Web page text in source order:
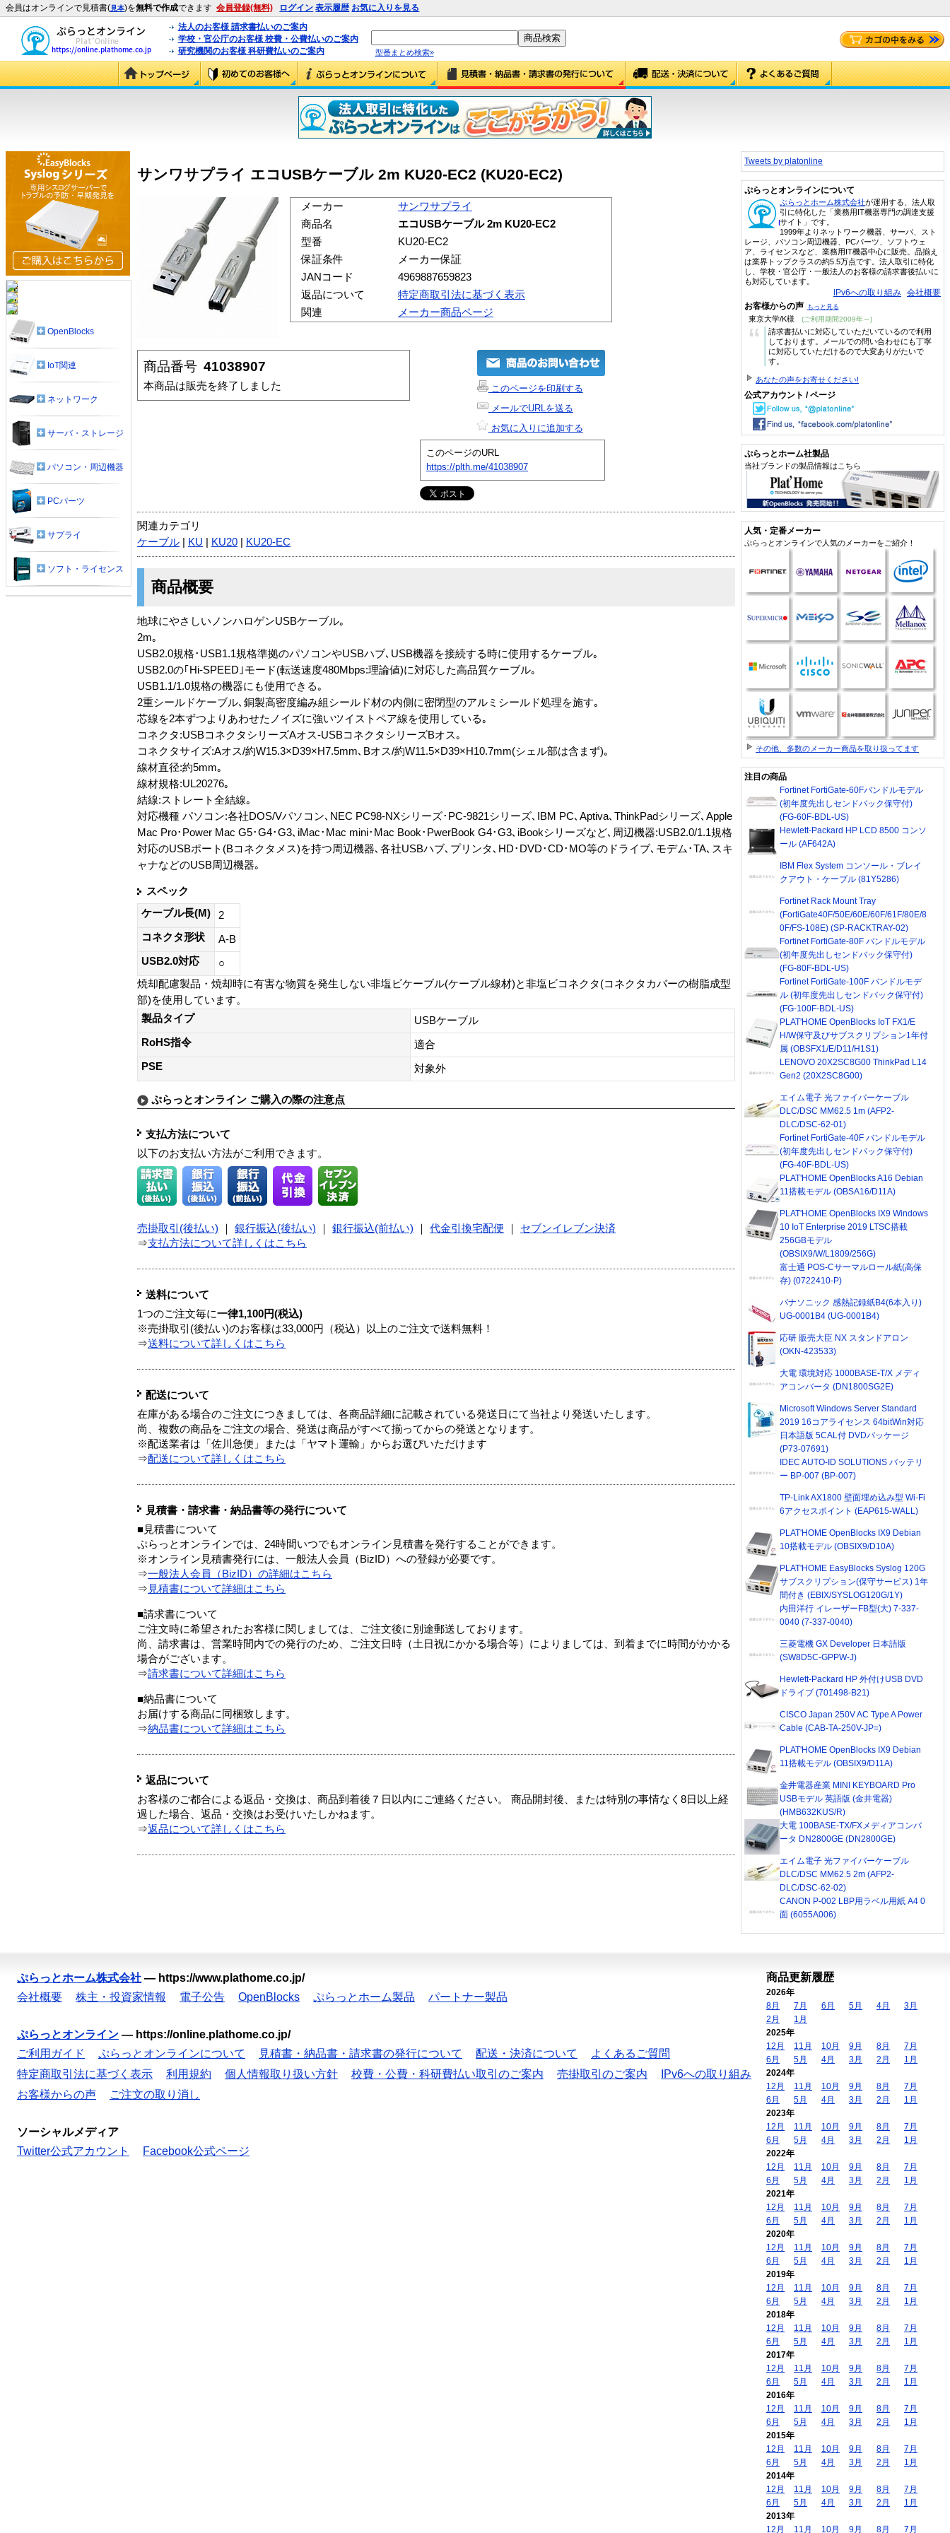
会員はオンラインで見積書(見本)を無料で作成できます 会員登録(無料) ログイン 表示履歴 お気に入りを見る
法人のお客様 請求書払いのご案内
学校・官公庁のお客様 校費・公費払いのご案内
研究機関のお客様 科研費払いのご案内
型番まとめ検索»
サンワサプライ エコUSBケーブル 2m KU20-EC2 (KU20-EC2)
メーカー
サンワサプライ
商品名
エコUSBケーブル 2m KU20-EC2
型番
KU20-EC2
保証条件
メーカー保証
JANコード
4969887659823
返品について
特定商取引法に基づく表示
関連
メーカー商品ページ
商品番号 41038907
本商品は販売を終了しました
このページを印刷する
メールでURLを送る
お気に入りに追加する
このページのURL
https://plth.me/41038907
関連カテゴリ
ケーブル
KU KU20 KU20-EC
商品概要
地球にやさしいノンハロゲンUSBケーブル｡
2m｡
USB2.0規格･USB1.1規格準拠のパソコンやUSBハブ､USB機器を接続する時に使用するケーブル｡
USB2.0の｢Hi-SPEED｣モード(転送速度480Mbps:理論値)に対応した高品質ケーブル｡
USB1.1/1.0規格の機器にも使用できる｡
2重シールドケーブル､銅製高密度編み組シールド材の内側に密閉型のアルミシールド処理を施す｡
芯線を2本ずつよりあわせたノイズに強いツイストペア線を使用している｡
コネクタ:USBコネクタシリーズAオス-USBコネクタシリーズBオス｡
コネクタサイズ:Aオス/約W15.3×D39×H7.5mm､Bオス/約W11.5×D39×H10.7mm(シェル部は含まず)｡
線材直径:約5mm｡
線材規格:UL20276｡
結線:ストレート全結線｡
対応機種 パソコン:各社DOS/Vパソコン､NEC PC98-NXシリーズ･PC-9821シリーズ､IBM PC､Aptiva､ThinkPadシリーズ､Apple
Mac Pro･Power Mac G5･G4･G3､iMac･Mac mini･Mac Book･PwerBook G4･G3､iBookシリーズなど､周辺機器:USB2.0/1.1規格
対応のUSBポート(Bコネクタメス)を持つ周辺機器､各社USBハブ､プリンタ､HD･DVD･CD･MO等のドライブ､モデム･TA､スキ
ャナなどのUSB周辺機器｡
スペック
ケーブル長(M)
2
コネクタ形状
A-B
USB2.0対応
○
焼却配慮製品・焼却時に有害な物質を発生しない非塩ビケーブル(ケーブル線材)と非塩ビコネクタ(コネクタカバーの樹脂成型
部)を使用しています。
製品タイプ
USBケーブル
RoHS指令
適合
PSE
対象外
ぷらっとオンライン ご購入の際の注意点
支払方法について
以下のお支払い方法がご利用できます。
売掛取引(後払い) 銀行振込(後払い) 銀行振込(前払い) 代金引換宅配便
セブンイレブン決済
⇒支払方法について詳しくはこちら
送料について
1つのご注文毎に一律1,100円(税込)
※売掛取引(後払い)のお客様は33,000円（税込）以上のご注文で送料無料！
⇒送料について詳しくはこちら
配送について
在庫がある場合のご注文につきましては、各商品詳細に記載されている発送日にて当社より発送いたします。
尚、複数の商品をご注文の場合、発送は商品がすべて揃ってからの発送となります。
※配送業者は「佐川急便」または「ヤマト運輸」からお選びいただけます
⇒配送について詳しくはこちら
見積書・請求書・納品書等の発行について
■見積書について
ぷらっとオンラインでは、24時間いつでもオンライン見積書を発行することができます。
※オンライン見積書発行には、一般法人会員（BizID）への登録が必要です。
⇒一般法人会員（BizID）の詳細はこちら
⇒ 見積書について詳細はこちら
■請求書について
ご注文時に希望されたお客様に関しましては、ご注文後に別途郵送しております。
尚、請求書は、営業時間内での発行のため、ご注文日時（土日祝にかかる場合等）によりましては、到着までに時間がかかる
場合がございます。
⇒請求書について詳細はこちら
■納品書について
お届けする商品に同梱致します。
⇒納品書について詳細はこちら
返品について
お客様のご都合による返品・交換は、商品到着後７日以内にご連絡ください。 商品開封後、または特別の事情なく8日以上経
過した場合、返品・交換はお受けいたしかねます。
⇒返品について詳しくはこちら
OpenBlocks
IoT関連
ネットワーク
サーバ・ストレージ
パソコン・周辺機器
PCパーツ
サプライ
ソフト・ライセンス
Tweets by platonline
ぷらっとオンラインについて
ぷらっとホーム株式会社が運用する、法人取
引に特化した「業務用IT機器専門の調達支援
サイト」です。
1999年よりネットワーク機器、サーバ、スト
レージ、パソコン周辺機器、PCパーツ、ソフトウェ
ア、ライセンスなど、業務用IT機器中心に販売。品揃え
は業界トップクラスの約5.5万点です。法人取引に特化
し、学校・官公庁・一般法人のお客様の請求書後払いに
も対応しています。
IPv6への取り組み 会社概要
お客様からの声 もっと見る
東京大学/K様 (ご利用期間2009年～)
“
請求書払いに対応していただいているので利用
しております。メールでの問い合わせにも丁寧
に対応していただけるので大変ありがたいで
す。
あなたの声をお寄せください!
公式アカウント / ページ
ぷらっとホーム社製品
当社ブランドの製品情報はこちら
人気・定番メーカー
ぷらっとオンラインで人気のメーカーをご紹介！
その他、多数のメーカー商品を取り扱ってます
注目の商品
Fortinet FortiGate-60Fバンドルモデル
(初年度先出しセンドバック保守付)
(FG-60F-BDL-US)
Hewlett-Packard HP LCD 8500 コンソ
ール (AF642A)
IBM Flex System コンソール・ブレイ
クアウト・ケーブル (81Y5286)
Fortinet Rack Mount Tray
(FortiGate40F/50E/60E/60F/61F/80E/8
0F/FS-108E) (SP-RACKTRAY-02)
Fortinet FortiGate-80F バンドルモデル
(初年度先出しセンドバック保守付)
(FG-80F-BDL-US)
Fortinet FortiGate-100F バンドルモデ
ル (初年度先出しセンドバック保守付)
(FG-100F-BDL-US)
PLAT'HOME OpenBlocks IoT FX1/E
H/W保守及びサブスクリプション1年付
属 (OBSFX1/E/D11/H1S1)
LENOVO 20X2SC8G00 ThinkPad L14
Gen2 (20X2SC8G00)
エイム電子 光ファイバーケーブル
DLC/DSC MM62.5 1m (AFP2-
DLC/DSC-62-01)
Fortinet FortiGate-40F バンドルモデル
(初年度先出しセンドバック保守付)
(FG-40F-BDL-US)
PLAT'HOME OpenBlocks A16 Debian
11搭載モデル (OBSA16/D11A)
PLAT'HOME OpenBlocks IX9 Windows
10 IoT Enterprise 2019 LTSC搭載
256GBモデル
(OBSIX9/W/L1809/256G)
富士通 POS-Cサーマルロール紙(高保
存) (0722410-P)
パナソニック 感熱記録紙B4(6本入り)
UG-0001B4 (UG-0001B4)
応研 販売大臣 NX スタンドアロン
(OKN-423533)
大電 環境対応 1000BASE-T/X メディ
アコンバータ (DN1800SG2E)
Microsoft Windows Server Standard
2019 16コアライセンス 64bitWin対応
日本語版 5CAL付 DVDパッケージ
(P73-07691)
IDEC AUTO-ID SOLUTIONS バッテリ
ー BP-007 (BP-007)
TP-Link AX1800 壁面埋め込み型 Wi-Fi
6アクセスポイント (EAP615-WALL)
PLAT'HOME OpenBlocks IX9 Debian
10搭載モデル (OBSIX9/D10A)
PLAT'HOME EasyBlocks Syslog 120G
サブスクリプション(保守サービス) 1年
間付き (EBIX/SYSLOG120G/1Y)
内田洋行 イレーザーFB型(大) 7-337-
0040 (7-337-0040)
三菱電機 GX Developer 日本語版
(SW8D5C-GPPW-J)
Hewlett-Packard HP 外付けUSB DVD
ドライブ (701498-B21)
CISCO Japan 250V AC Type A Power
Cable (CAB-TA-250V-JP=)
PLAT'HOME OpenBlocks IX9 Debian
11搭載モデル (OBSIX9/D11A)
金井電器産業 MINI KEYBOARD Pro
USBモデル 英語版 (金井電器)
(HMB632KUS/R)
大電 100BASE-TX/FXメディアコンバ
ータ DN2800GE (DN2800GE)
エイム電子 光ファイバーケーブル
DLC/DSC MM62.5 2m (AFP2-
DLC/DSC-62-02)
CANON P-002 LBP用ラベル用紙 A4 0
面 (6055A006)
ぷらっとホーム株式会社 — https://www.plathome.co.jp/
会社概要
株主・投資家情報 電子公告 OpenBlocks ぷらっとホーム製品 パートナー製品
ぷらっとオンライン — https://online.plathome.co.jp/
ご利用ガイド
ぷらっとオンラインについて 見積書・納品書・請求書の発行について 配送・決済について
よくあるご質問
特定商取引法に基づく表示
利用規約 個人情報取り扱い方針 校費・公費・科研費払い取引のご案内 売掛取引のご案内
IPv6への取り組み
お客様からの声
ご注文の取り消し
ソーシャルメディア
Twitter公式アカウント
Facebook公式ページ
商品更新履歴
2026年
8月
7月 6月 5月 4月
3月
2月
1月
2025年
12月
11月 10月 9月 8月
7月
6月
5月 4月 3月 2月
1月
2024年
12月
11月 10月 9月 8月
7月
6月
5月 4月 3月 2月
1月
2023年
12月
11月 10月 9月 8月
7月
6月
5月 4月 3月 2月
1月
2022年
12月
11月 10月 9月 8月
7月
6月
5月 4月 3月 2月
1月
2021年
12月
11月 10月 9月 8月
7月
6月
5月 4月 3月 2月
1月
2020年
12月
11月 10月 9月 8月
7月
6月
5月 4月 3月 2月
1月
2019年
12月
11月 10月 9月 8月
7月
6月
5月 4月 3月 2月
1月
2018年
12月
11月 10月 9月 8月
7月
6月
5月 4月 3月 2月
1月
2017年
12月
11月 10月 9月 8月
7月
6月
5月 4月 3月 2月
1月
2016年
12月
11月 10月 9月 8月
7月
6月
5月 4月 3月 2月
1月
2015年
12月
11月 10月 9月 8月
7月
6月
5月 4月 3月 2月
1月
2014年
12月
11月 10月 9月 8月
7月
6月
5月 4月 3月 2月
1月
2013年
12月
11月 10月 9月 8月 7月